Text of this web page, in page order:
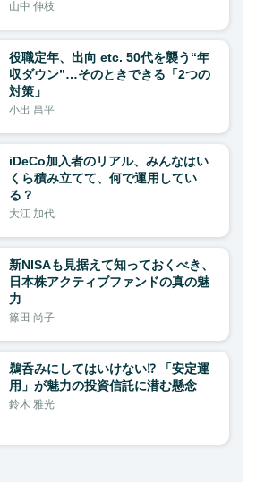
山中 伸枝
役職定年、出向 etc. 50代を襲う“年
収ダウン”…そのときできる「2つの
対策」
小出 昌平
iDeCo加入者のリアル、みんなはい
くら積み立てて、何で運用してい
る？
大江 加代
新NISAも見据えて知っておくべき、
日本株アクティブファンドの真の魅
力
篠田 尚子
鵜呑みにしてはいけない⁉ 「安定運
用」が魅力の投資信託に潜む懸念
鈴木 雅光